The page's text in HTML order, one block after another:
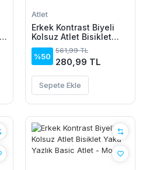
Atlet
Erkek Kontrast Biyeli
Kolsuz Atlet Bisiklet
Yaka Yazlık Basic Atlet
- Bordo
%50
561,99 TL
280,99 TL
Sepete Ekle